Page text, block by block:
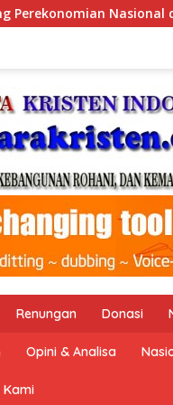
Sosial dalam
Renungan Donasi
Opini & Analisa
Kami